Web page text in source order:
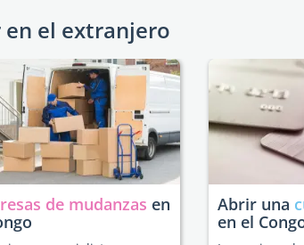
el extranjero
de mudanzas en
Abrir una
en el